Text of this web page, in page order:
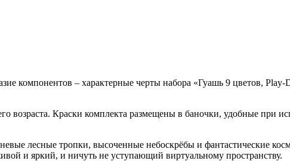
компонентов – характерные черты набора «Гуашь 9 цветов,
возраста. Краски комплекта размещены в баночки, удобные при
лесные тропки, высоченные небоскрёбы и фантастические
и яркий, и ничуть не уступающий виртуальному пространству.